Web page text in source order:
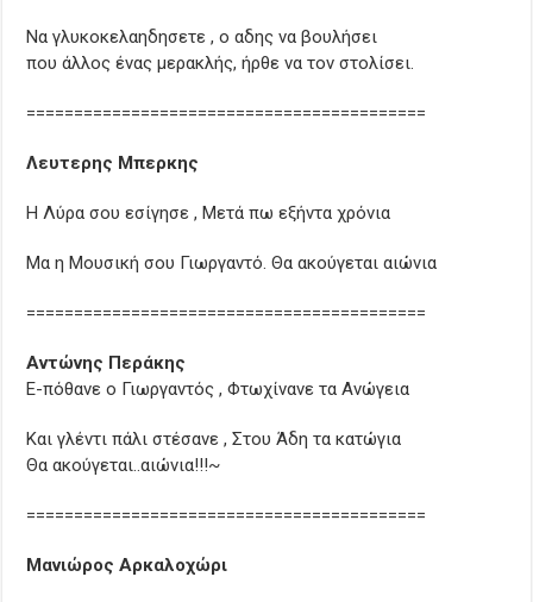
Να γλυκοκελαηδησετε , ο αδης να βουλήσει
που άλλος ένας μερακλής, ήρθε να τον στολίσει.
==========================================
Λευτερης Μπερκης
Η Λύρα σου εσίγησε , Μετά πω εξήντα χρόνια
Μα η Μουσική σου Γιωργαντό. Θα ακούγεται αιώνια
==========================================
Αντώνης Περάκης
Ε-πόθανε ο Γιωργαντός , Φτωχίνανε τα Ανώγεια
Και γλέντι πάλι στέσανε , Στου Άδη τα κατώγια
Θα ακούγεται..αιώνια!!!~
==========================================
Μανιώρος Αρκαλοχώρι